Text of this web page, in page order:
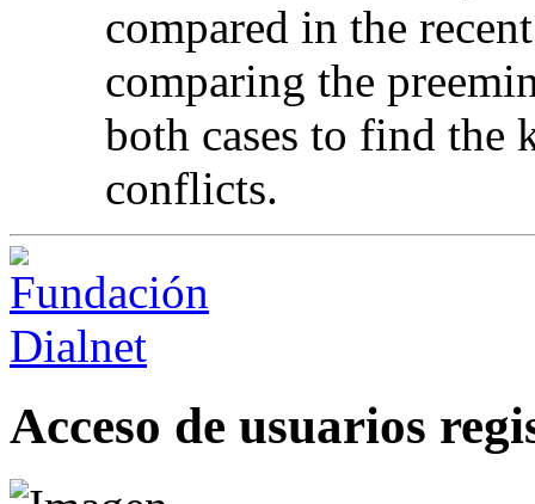
compared in the
comparing the
both cases to find the
conflicts.
Acceso de usuarios